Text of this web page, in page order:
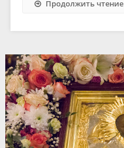
Продолжить чтение